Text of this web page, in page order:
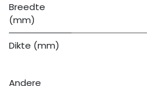
Breedte
(mm)
Dikte (mm)
Andere